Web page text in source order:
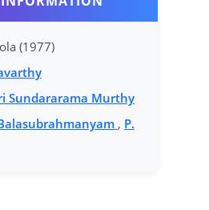
(1977)
Sundararama Murthy
, P.